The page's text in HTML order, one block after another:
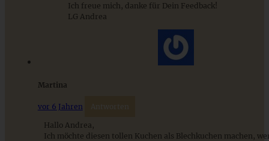
Schokoladen-Zwetschgenkuchen mit Walnüssen
9 saisonale Rezepte im August – die besten Ideen mit Obst
& Gemüse der Saison
Ich freue mich, danke für Dein Feedback!
LG Andrea
Martina
vor 6 Jahren Antworten
Hallo Andrea,
Ich möchte diesen tollen Kuchen als Blechkuchen machen,